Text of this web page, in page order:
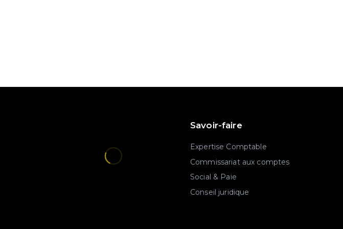
Savoir-faire
Expertise Comptable
Commissariat aux comptes
Social & Paie
Conseil juridique